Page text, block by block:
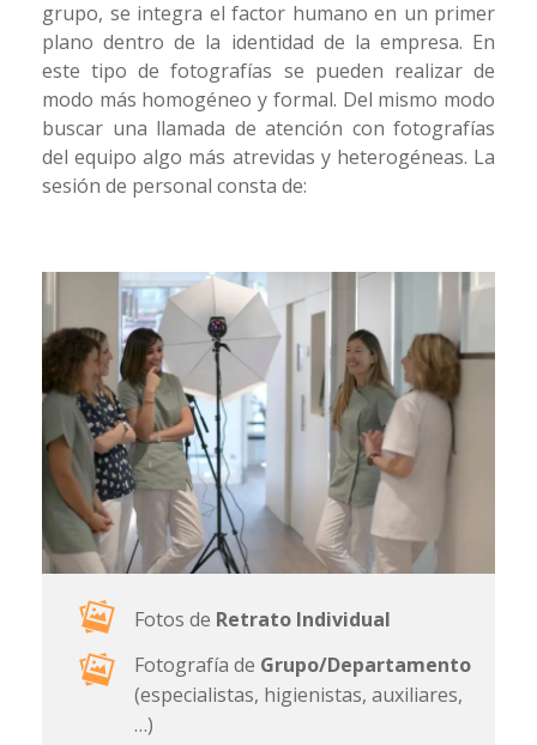
grupo, se integra el factor humano en un primer
plano dentro de la identidad de la empresa. En
este tipo de fotografías se pueden realizar de
modo más homogéneo y formal. Del mismo modo
buscar una llamada de atención con fotografías
del equipo algo más atrevidas y heterogéneas. La
sesión de personal consta de:
Fotos de Retrato Individual
Fotografía de Grupo/Departamento
(especialistas, higienistas, auxiliares,
…)